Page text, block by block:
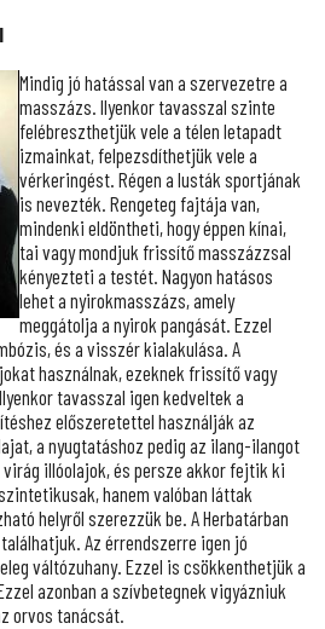
Mindig jó hatással van a szervezetre a
masszázs. Ilyenkor tavasszal szinte
felébreszthetjük vele a télen letapadt
izmainkat, felpezsdíthetjük vele a
vérkeringést. Régen a lusták sportjának
is nevezték. Rengeteg fajtája van,
mindenki eldöntheti, hogy éppen kínai,
tai vagy mondjuk frissítő masszázzsal
kényezteti a testét. Nagyon hatásos
lehet a nyirokmasszázs, amely
meggátolja a nyirok pangását. Ezzel
és a visszér kialakulása. A
használnak, ezeknek frissítő vagy
tavasszal igen kedveltek a
előszeretettel használják az
a nyugtatáshoz pedig az ilang-ilangot
illóolajok, és persze akkor fejtik ki
hanem valóban láttak
helyről szerezzük be. A Herbatárban
Az érrendszerre igen jó
váltózuhany. Ezzel is csökkenthetjük a
azonban a szívbetegnek vigyázniuk
orvos tanácsát.